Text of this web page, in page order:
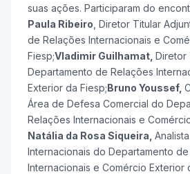
suas ações. Participaram do
Paula Ribeiro , Diretor Titular
de Relações Internacionais e
Fiesp;Vladimir Guilhamat, Diretor
Departamento de Relações
Exterior da Fiesp;Bruno Youssef,
Área de Defesa Comercial do
Relações Internacionais e
Natália da Rosa Siqueira,
Internacionais do Departamento
Internacionais e Comércio Exterior